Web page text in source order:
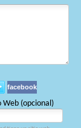
facebook
Web (opcional)